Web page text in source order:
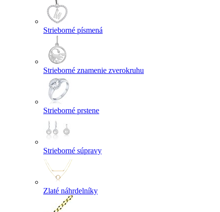
Strieborné písmená
Strieborné znamenie zverokruhu
Strieborné prstene
Strieborné súpravy
Zlaté náhrdelníky